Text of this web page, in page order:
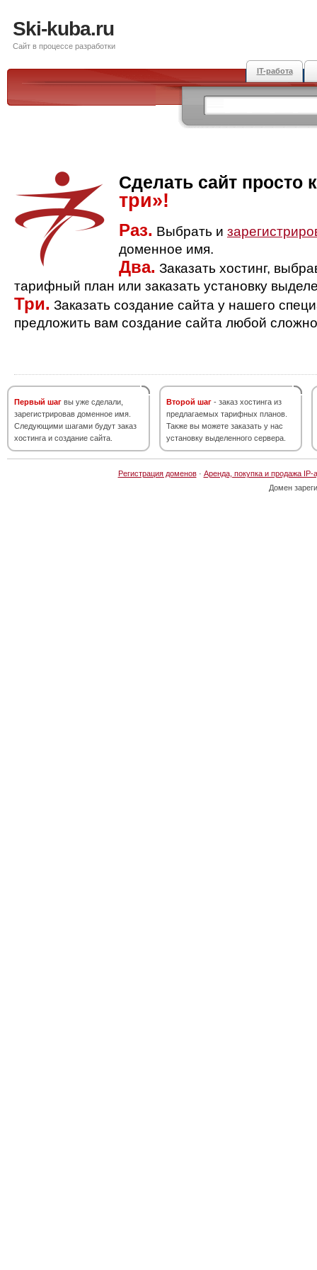
Ski-kuba.ru
Сайт в процессе разработки
IT-работа
Сделать сайт просто
три»!
Раз. Выбрать и
доменное имя.
Два. Заказать хостинг,
тарифный план или заказать установку
Три. Заказать создание сайта у нашего
предложить вам создание сайта любой
Первый шаг вы уже сделали,
зарегистрировав доменное имя.
Следующими шагами будут заказ
хостинга и создание сайта.
Второй шаг - заказ хостинга из
предлагаемых тарифных планов.
Также вы можете заказать у нас
установку выделенного сервера.
Регистрация доменов· Аренда, покупка и продажа IP-
Домен